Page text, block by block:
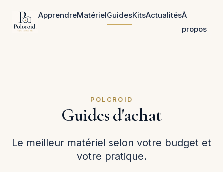
ApprendreMatérielGuidesKitsActualitésÀ
propos
POLOROID
Guides d'achat
Le meilleur matériel selon votre budget et
votre pratique.